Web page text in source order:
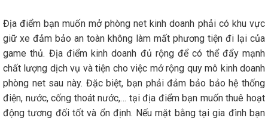
Địa điểm bạn muốn mở phòng net kinh doanh phải có khu vực
giữ xe đảm bảo an toàn không làm mất phương tiện đi lại của
game thủ. Địa điểm kinh doanh đủ rộng để có thể đẩy mạnh
chất lượng dịch vụ và tiện cho việc mở rộng quy mô kinh doanh
phòng net sau này. Đặc biệt, bạn phải đảm bảo bảo hệ thống
điện, nước, cống thoát nước,… tại địa điểm bạn muốn thuê hoạt
động tương đối tốt và ổn định. Nếu mặt bằng tại gia đình bạn